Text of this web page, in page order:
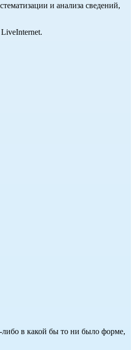
и анализа сведений,
LiveInternet.
либо в какой бы то ни было форме,